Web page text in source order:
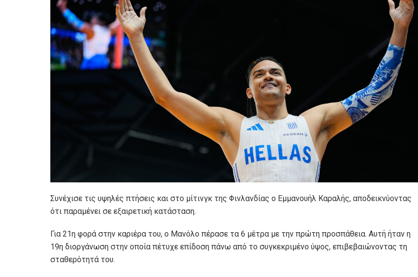
Συνέχισε τις υψηλές πτήσεις και στο μίτινγκ της Φινλανδίας ο Εμμανουήλ Καραλής, αποδεικνύοντας
ότι παραμένει σε εξαιρετική κατάσταση.
Για 21η φορά στην καριέρα του, ο Μανόλο πέρασε τα 6 μέτρα με την πρώτη προσπάθεια. Αυτή ήταν η
19η διοργάνωση στην οποία πέτυχε επίδοση πάνω από το συγκεκριμένο ύψος, επιβεβαιώνοντας τη
σταθερότητά του.